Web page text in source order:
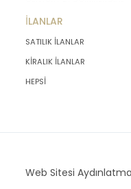
İLANLAR
SATILIK İLANLAR
KİRALIK İLANLAR
HEPSİ
Web Sitesi